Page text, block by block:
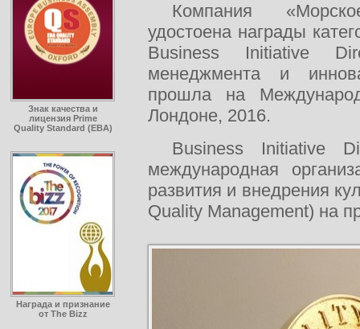
Знак качества и
лицензия Prime
Quality Standard (EBA)
Награда и признание
от The Bizz
Компания
удостоена награды
Business Initiative
менеджмента и
прошла на
Лондоне, 2016.
Business Initiative
международная
развития и внедрения
Quality Management) на